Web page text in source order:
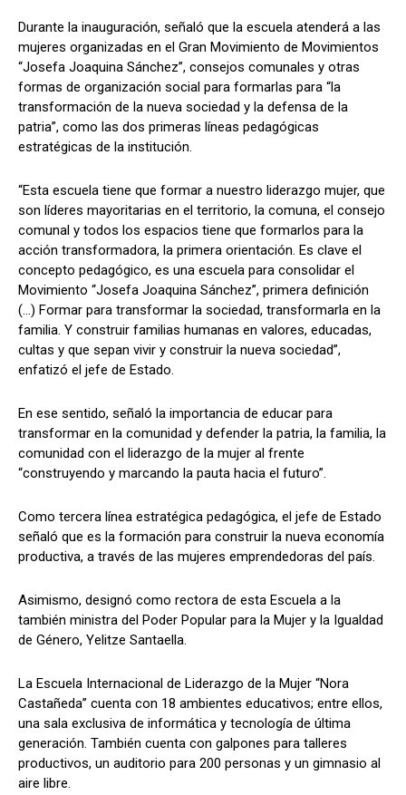
Durante la inauguración, señaló que la escuela atenderá a las
mujeres organizadas en el Gran Movimiento de Movimientos
“Josefa Joaquina Sánchez”, consejos comunales y otras
formas de organización social para formarlas para “la
transformación de la nueva sociedad y la defensa de la
patria”, como las dos primeras líneas pedagógicas
estratégicas de la institución.
“Esta escuela tiene que formar a nuestro liderazgo mujer, que
son líderes mayoritarias en el territorio, la comuna, el consejo
comunal y todos los espacios tiene que formarlos para la
acción transformadora, la primera orientación. Es clave el
concepto pedagógico, es una escuela para consolidar el
Movimiento “Josefa Joaquina Sánchez”, primera definición
(...) Formar para transformar la sociedad, transformarla en la
familia. Y construir familias humanas en valores, educadas,
cultas y que sepan vivir y construir la nueva sociedad”,
enfatizó el jefe de Estado.
En ese sentido, señaló la importancia de educar para
transformar en la comunidad y defender la patria, la familia, la
comunidad con el liderazgo de la mujer al frente
“construyendo y marcando la pauta hacia el futuro”.
Como tercera línea estratégica pedagógica, el jefe de Estado
señaló que es la formación para construir la nueva economía
productiva, a través de las mujeres emprendedoras del país.
Asimismo, designó como rectora de esta Escuela a la
también ministra del Poder Popular para la Mujer y la Igualdad
de Género, Yelitze Santaella.
La Escuela Internacional de Liderazgo de la Mujer “Nora
Castañeda” cuenta con 18 ambientes educativos; entre ellos,
una sala exclusiva de informática y tecnología de última
generación. También cuenta con galpones para talleres
productivos, un auditorio para 200 personas y un gimnasio al
aire libre.